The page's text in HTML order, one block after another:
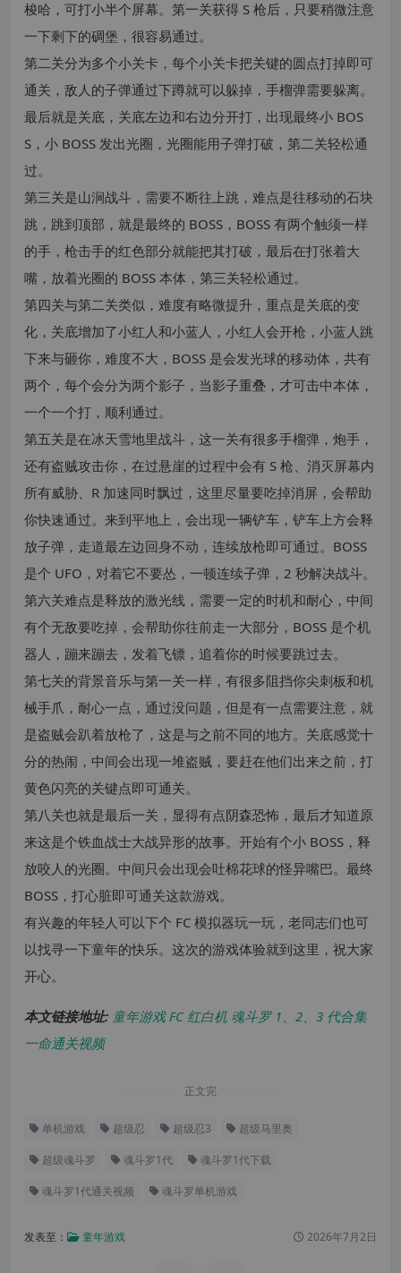
梭哈，可打小半个屏幕。第一关获得 S 枪后，只要稍微注意
一下剩下的碉堡，很容易通过。
第二关分为多个小关卡，每个小关卡把关键的圆点打掉即可
通关，敌人的子弹通过下蹲就可以躲掉，手榴弹需要躲离。
最后就是关底，关底左边和右边分开打，出现最终小 BOS
S，小 BOSS 发出光圈，光圈能用子弹打破，第二关轻松通
过。
第三关是山涧战斗，需要不断往上跳，难点是往移动的石块
跳，跳到顶部，就是最终的 BOSS，BOSS 有两个触须一样
的手，枪击手的红色部分就能把其打破，最后在打张着大
嘴，放着光圈的 BOSS 本体，第三关轻松通过。
第四关与第二关类似，难度有略微提升，重点是关底的变
化，关底增加了小红人和小蓝人，小红人会开枪，小蓝人跳
下来与砸你，难度不大，BOSS 是会发光球的移动体，共有
两个，每个会分为两个影子，当影子重叠，才可击中本体，
一个一个打，顺利通过。
第五关是在冰天雪地里战斗，这一关有很多手榴弹，炮手，
还有盗贼攻击你，在过悬崖的过程中会有 S 枪、消灭屏幕内
所有威胁、R 加速同时飘过，这里尽量要吃掉消屏，会帮助
你快速通过。来到平地上，会出现一辆铲车，铲车上方会释
放子弹，走道最左边回身不动，连续放枪即可通过。BOSS
是个 UFO，对着它不要怂，一顿连续子弹，2 秒解决战斗。
第六关难点是释放的激光线，需要一定的时机和耐心，中间
有个无敌要吃掉，会帮助你往前走一大部分，BOSS 是个机
器人，蹦来蹦去，发着飞镖，追着你的时候要跳过去。
第七关的背景音乐与第一关一样，有很多阻挡你尖刺板和机
械手爪，耐心一点，通过没问题，但是有一点需要注意，就
是盗贼会趴着放枪了，这是与之前不同的地方。关底感觉十
分的热闹，中间会出现一堆盗贼，要赶在他们出来之前，打
黄色闪亮的关键点即可通关。
第八关也就是最后一关，显得有点阴森恐怖，最后才知道原
来这是个铁血战士大战异形的故事。开始有个小 BOSS，释
放咬人的光圈。中间只会出现会吐棉花球的怪异嘴巴。最终
BOSS，打心脏即可通关这款游戏。
有兴趣的年轻人可以下个 FC 模拟器玩一玩，老同志们也可
以找寻一下童年的快乐。这次的游戏体验就到这里，祝大家
开心。
本文链接地址: 童年游戏 FC 红白机 魂斗罗 1、2、3 代合集
一命通关视频
正文完
单机游戏 超级忍 超级忍3 超级马里奥
超级魂斗罗 魂斗罗1代 魂斗罗1代下载
魂斗罗1代通关视频 魂斗罗单机游戏
发表至： 童年游戏 2026年7月2日